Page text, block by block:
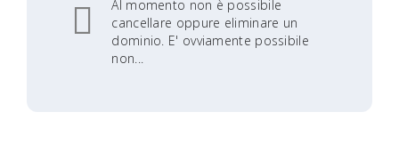
Al momento non è possibile
cancellare oppure eliminare un
dominio. E' ovviamente possibile
non...